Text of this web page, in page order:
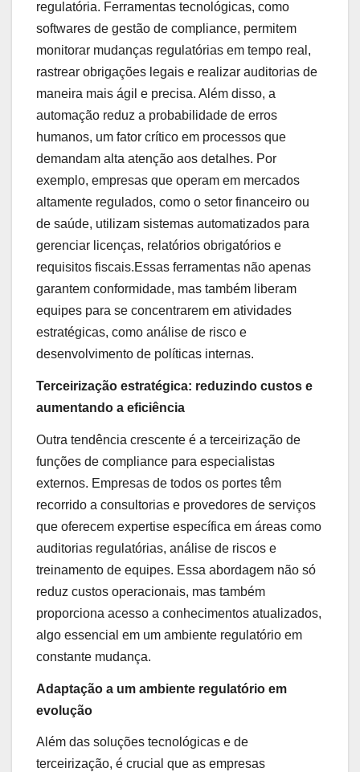
regulatória. Ferramentas tecnológicas, como
softwares de gestão de compliance, permitem
monitorar mudanças regulatórias em tempo real,
rastrear obrigações legais e realizar auditorias de
maneira mais ágil e precisa. Além disso, a
automação reduz a probabilidade de erros
humanos, um fator crítico em processos que
demandam alta atenção aos detalhes. Por
exemplo, empresas que operam em mercados
altamente regulados, como o setor financeiro ou
de saúde, utilizam sistemas automatizados para
gerenciar licenças, relatórios obrigatórios e
requisitos fiscais.Essas ferramentas não apenas
garantem conformidade, mas também liberam
equipes para se concentrarem em atividades
estratégicas, como análise de risco e
desenvolvimento de políticas internas.
Terceirização estratégica: reduzindo custos e
aumentando a eficiência
Outra tendência crescente é a terceirização de
funções de compliance para especialistas
externos. Empresas de todos os portes têm
recorrido a consultorias e provedores de serviços
que oferecem expertise específica em áreas como
auditorias regulatórias, análise de riscos e
treinamento de equipes. Essa abordagem não só
reduz custos operacionais, mas também
proporciona acesso a conhecimentos atualizados,
algo essencial em um ambiente regulatório em
constante mudança.
Adaptação a um ambiente regulatório em
evolução
Além das soluções tecnológicas e de
terceirização, é crucial que as empresas